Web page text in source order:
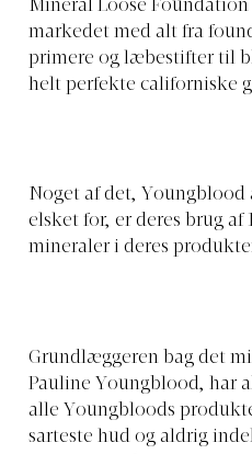
Mineral Loose
markedet med alt fra
primere og læbestifter til
helt perfekte californiske
Noget af det,
elsket for, er deres brug af
mineraler i deres
Grundlæggeren bag det
Pauline Youngblood, har
alle Youngbloods
sarteste hud og aldrig